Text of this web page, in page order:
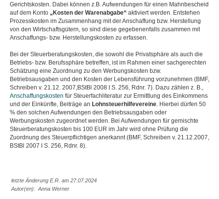
Gerichtskosten. Dabei können z.B. Aufwendungen für einen Mahnbescheid
auf dem Konto „Kosten der Warenabgabe“ aktiviert werden. Entstehen
Prozesskosten im Zusammenhang mit der Anschaffung bzw. Herstellung
von den Wirtschaftsgütern, so sind diese gegebenenfalls zusammen mit
Anschaffungs- bzw. Herstellungskosten zu erfassen.
Bei der Steuerberatungskosten, die sowohl die Privatsphäre als auch die
Betriebs- bzw. Berufssphäre betreffen, ist im Rahmen einer sachgerechten
Schätzung eine Zuordnung zu den Werbungskosten bzw.
Betriebsausgaben und den Kosten der Lebensführung vorzunehmen (BMF,
Schreiben v. 21.12. 2007,BStBl 2008 I S. 256, Rdnr. 7). Dazu zählen z. B.,
Anschaffungskosten für Steuerfachliteratur zur Ermittlung des Einkommens
und der Einkünfte, Beiträge an Lohnsteuerhilfevereine. Hierbei dürfen 50
% den solchen Aufwendungen den Betriebsausgaben oder
Werbungskosten zugeordnet werden. Bei Aufwendungen für gemischte
Steuerberatungskosten bis 100 EUR im Jahr wird ohne Prüfung die
Zuordnung des Steuerpflichtigen anerkannt (BMF, Schreiben v. 21.12.2007,
BStBl 2007 I S. 256, Rdnr. 8).
letzte Änderung E.R. am 27.07.2024
Autor(en): Anna Werner